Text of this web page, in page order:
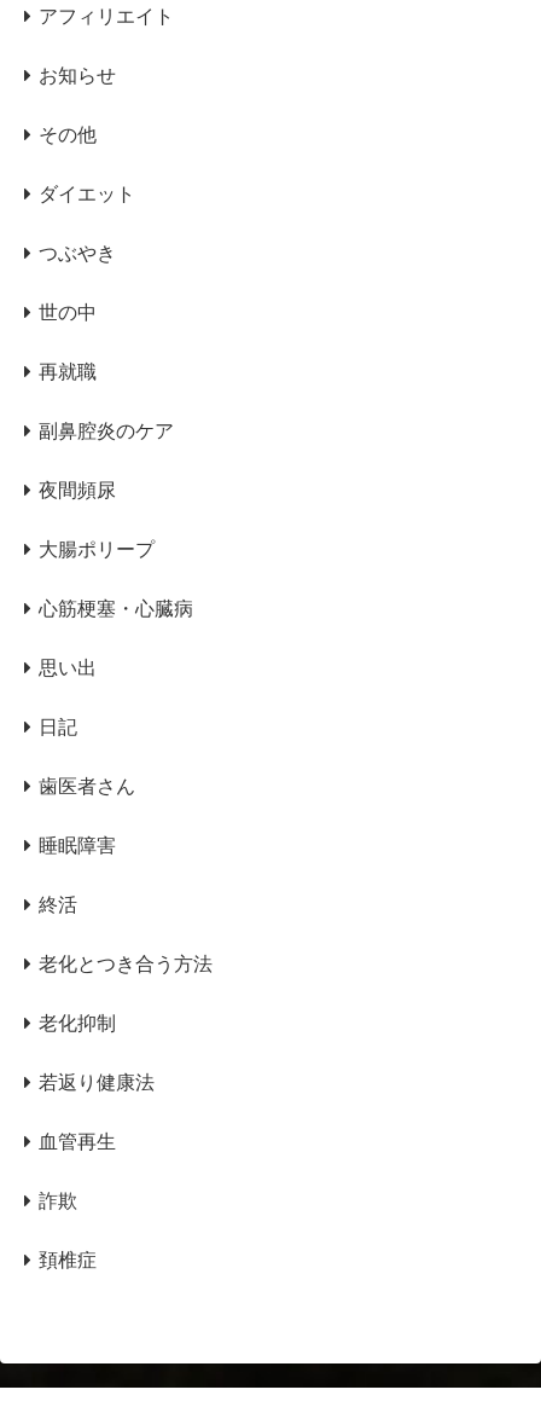
アフィリエイト
お知らせ
その他
ダイエット
つぶやき
世の中
再就職
副鼻腔炎のケア
夜間頻尿
大腸ポリープ
心筋梗塞・心臓病
思い出
日記
歯医者さん
睡眠障害
終活
老化とつき合う方法
老化抑制
若返り健康法
血管再生
詐欺
頚椎症